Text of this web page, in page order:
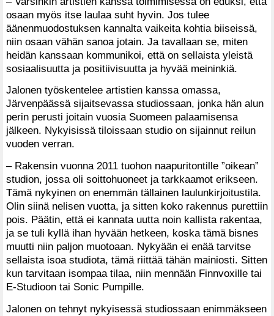
osaan myös itse laulaa suht hyvin. Jos tulee
äänenmuodostuksen kannalta vaikeita kohtia biiseissä,
niin osaan vähän sanoa jotain. Ja tavallaan se, miten
heidän kanssaan kommunikoi, että on sellaista yleistä
sosiaalisuutta ja positiivisuutta ja hyvää meininkiä.
Jalonen työskentelee artistien kanssa omassa,
Järvenpäässä sijaitsevassa studiossaan, jonka hän alun
perin perusti joitain vuosia Suomeen palaamisensa
jälkeen. Nykyisissä tiloissaan studio on sijainnut reilun
vuoden verran.
– Rakensin vuonna 2011 tuohon naapuritontille ”oikean”
studion, jossa oli soittohuoneet ja tarkkaamot erikseen.
Tämä nykyinen on enemmän tällainen laulunkirjoitustila.
Olin siinä nelisen vuotta, ja sitten koko rakennus purettiin
pois. Päätin, että ei kannata uutta noin kallista rakentaa,
ja se tuli kyllä ihan hyvään hetkeen, koska tämä bisnes
muutti niin paljon muotoaan. Nykyään ei enää tarvitse
sellaista isoa studiota, tämä riittää tähän mainiosti. Sitten
kun tarvitaan isompaa tilaa, niin mennään Finnvoxille tai
E-Studioon tai Sonic Pumpille.
Jalonen on tehnyt nykyisessä studiossaan enimmäkseen